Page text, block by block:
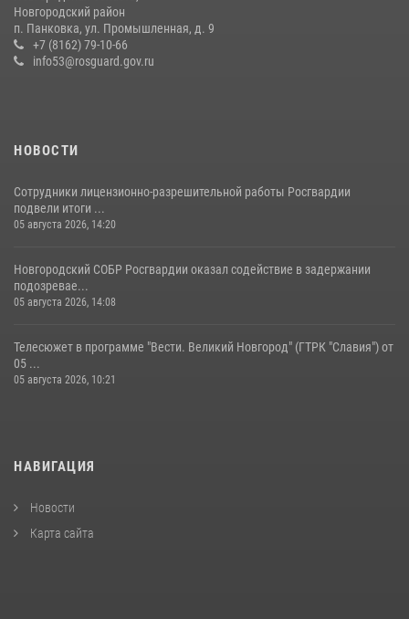
04 августа 2026, 11:42
Новгородские росгвардейцы рассказали о службе детям из летнего
лагеря «Волынь»
Новгородский район
п. Панковка, ул. Промышленная, д. 9
+7 (8162) 79-10-66
info53@rosguard.gov.ru
НОВОСТИ
Сотрудники лицензионно-разрешительной работы Росгвардии
подвели итоги ...
05 августа 2026, 14:20
Новгородский СОБР Росгвардии оказал содействие в задержании
подозревае...
05 августа 2026, 14:08
Телесюжет в программе "Вести. Великий Новгород" (ГТРК "Славия") от
05 ...
05 августа 2026, 10:21
НАВИГАЦИЯ
Новости
Карта сайта